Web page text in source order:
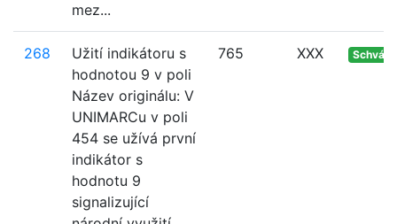
mez...
268
Užití indikátoru s
hodnotou 9 v poli
Název originálu: V
UNIMARCu v poli
454 se užívá první
indikátor s
hodnotu 9
signalizující
765 XXX